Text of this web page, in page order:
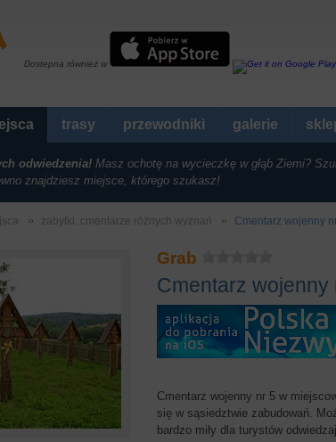
Dostepna również w
trasy przewodniki galerie
odwiedzenia! Masz ochotę na wycieczkę w głąb Ziemi?
znajdziesz miejsce, którego szukasz!
zabytki: cmentarze różnych wyznań Cmentarz wojenny
Grab
Cmentarz wojenny
Cmentarz wojenny nr 5 w
się w sąsiedztwie zabudowań.
bardzo miły dla turystów